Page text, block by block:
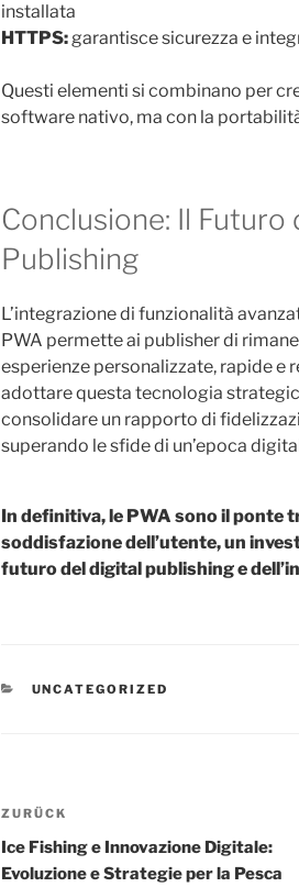
installata
HTTPS:garantisce sicurezza e
Questi elementi si combinano per
software nativo, ma con la
Conclusione: Il Futuro
Publishing
L’integrazione di funzionalità
PWA permette ai publisher di
esperienze personalizzate, rapide e
adottare questa tecnologia
consolidare un rapporto di
superando le sfide di un’epoca
In definitiva, le PWA sono il ponte
soddisfazione dell’utente, un
futuro del digital publishing e
KATEGORIEN
UNCATEGORIZED
Beitragsnavigation
Vorheriger
Beitrag
ZURÜCK
Ice Fishing e Innovazione Digitale:
Evoluzione e Strategie per la Pesca